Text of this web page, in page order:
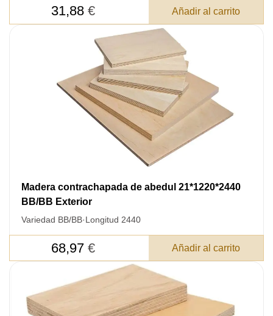
31,88 € Añadir al carrito
Madera contrachapada de abedul 21*1220*2440
BB/BB Exterior
Variedad BB/BB·Longitud 2440
68,97 € Añadir al carrito